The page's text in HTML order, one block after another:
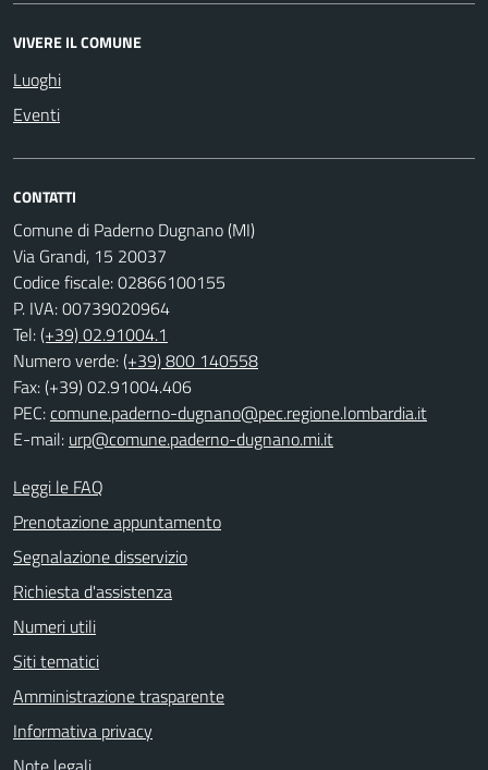
VIVERE IL COMUNE
Luoghi
Eventi
CONTATTI
Comune di Paderno Dugnano (MI)
Via Grandi, 15 20037
Codice fiscale: 02866100155
P. IVA: 00739020964
Tel:(+39) 02.91004.1
Numero verde:(+39) 800 140558
Fax: (+39) 02.91004.406
PEC:comune.paderno-dugnano@pec.regione.lombardia.it
E-mail: urp@comune.paderno-dugnano.mi.it
Leggi le FAQ
Prenotazione appuntamento
Segnalazione disservizio
Richiesta d'assistenza
Numeri utili
Siti tematici
Amministrazione trasparente
Informativa privacy